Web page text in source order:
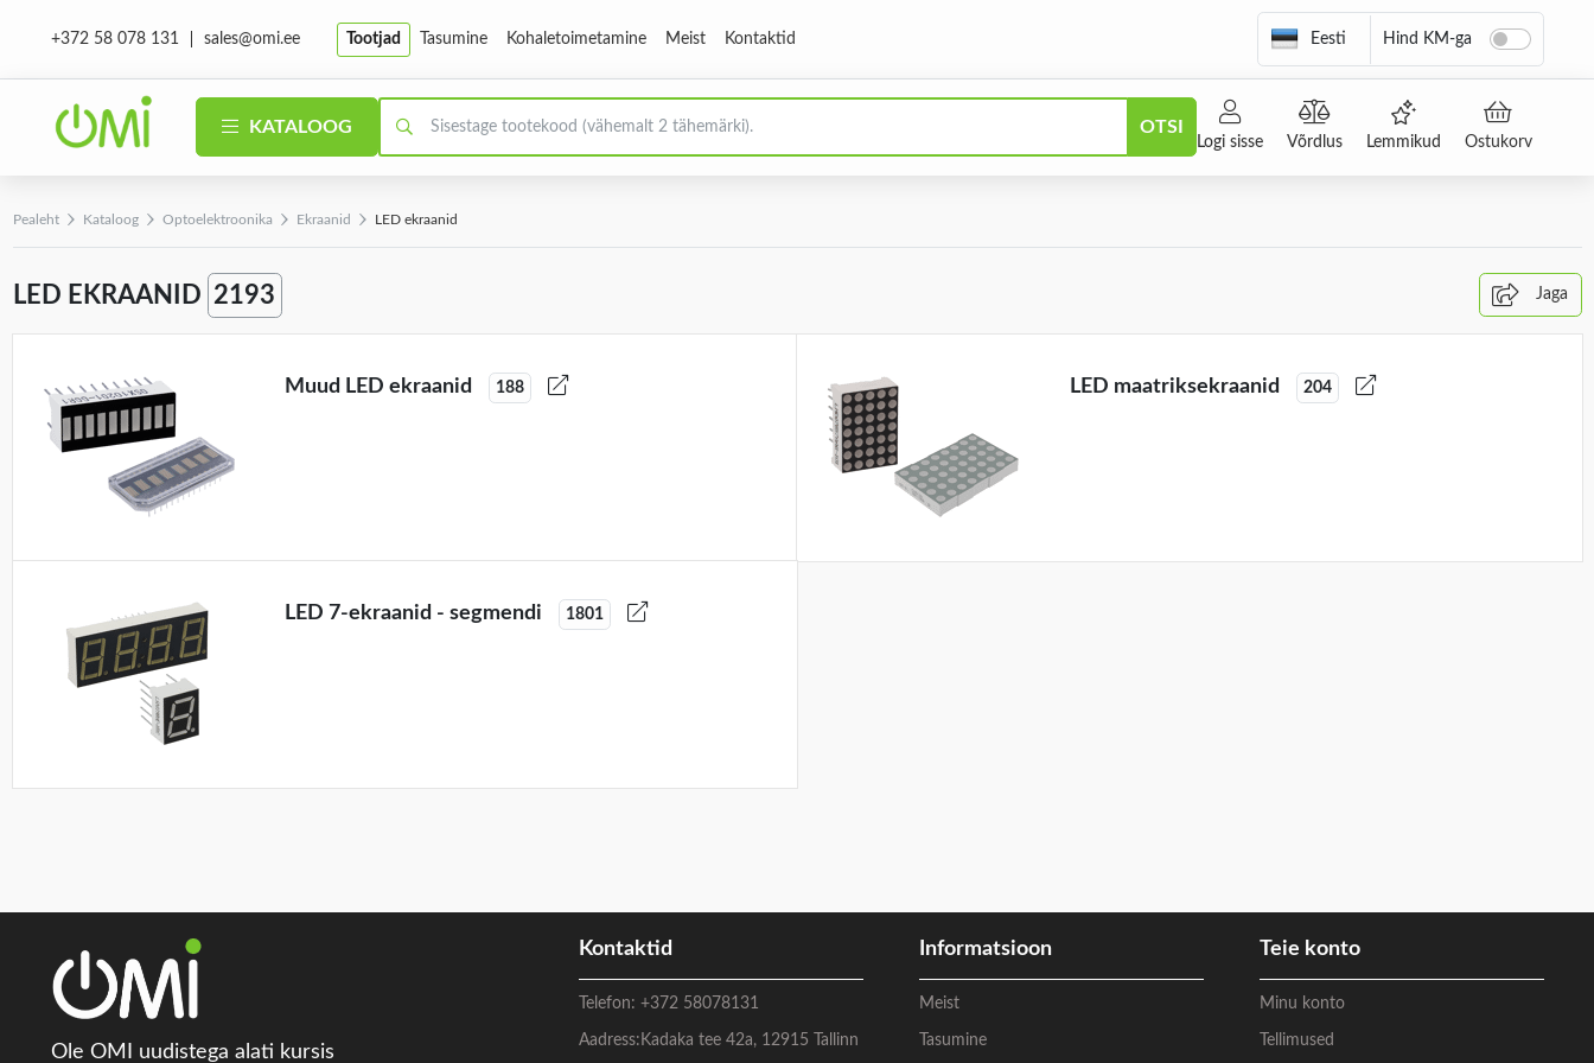
+372 58 078 131 sales@omi.ee Tootjad Tasumine Kohaletoimetamine Meist Kontaktid Eesti Hind KM-ga
KATALOOG OTSI
Logi sisse Võrdlus Lemmikud Ostukorv
Pealeht Kataloog Optoelektroonika Ekraanid LED ekraanid
LED EKRAANID 2193 Jaga
Muud LED ekraanid 188 LED maatriksekraanid 204
LED 7-ekraanid - segmendi 1801
Ole OMI uudistega alati kursis
Kontaktid
Telefon:+372 58078131
Aadress: Kadaka tee 42a, 12915 Tallinn
Informatsioon
Meist
Tasumine
Teie konto
Minu konto
Tellimused